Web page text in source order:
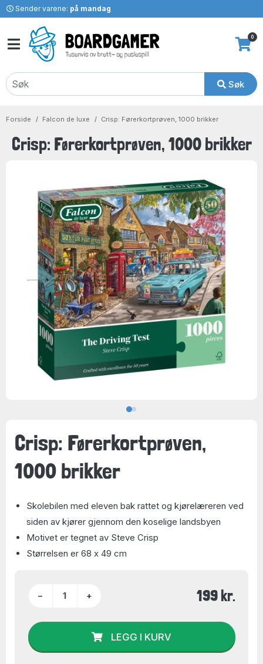
Sender varene: på mandag
Søk
0
Forside Falcon de luxe Crisp: Førerkortprøven, 1000 brikker
Crisp: Førerkortprøven, 1000 brikker
Crisp: Førerkortprøven,
1000 brikker
Skolebilen med eleven bak rattet og kjørelæreren ved
siden av kjører gjennom den koselige landsbyen
Motivet er tegnet av Steve Crisp
Størrelsen er 68 x 49 cm
− + 199 kr.
LEGG I KURV